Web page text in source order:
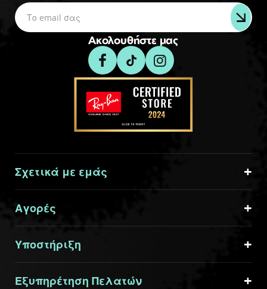
Ακολουθήστε μας
Σχετικά με εμάς
Αγορές
Υποστήριξη
Εξυπηρέτηση Πελατών